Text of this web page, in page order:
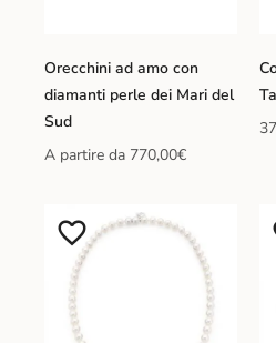
Orecchini ad amo con
diamanti perle dei Mari del
Sud
A partire da 770,00€